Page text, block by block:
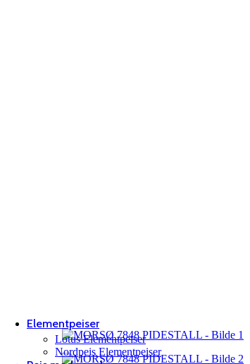
Elementpeiser
Lotus Elementpeiser
Nordpeis Elementpeiser